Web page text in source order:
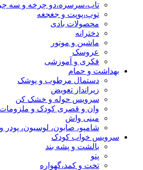
تاب،سرسره،دو چرخه و سه
توپ،پوپت و جغجغه
محصولات بادی
دخترانه
ماشین و موتور
عروسک
فکری و آموزشی
بهداشت و حمام
دستمال مرطوب و پوشک
زیرانداز تعویض
سرویس حوله و خشک کن
وان و قصری کودک و ملزومات
مینی واش
شامپو، صابون، لوسیون،
سرویس خواب کودک
بالشت و پشه بند
پتو
تخت و کمد،گهواره